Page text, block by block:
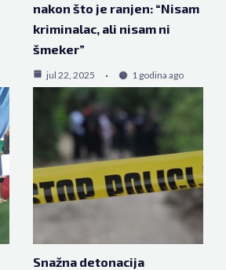
nakon što je ranjen: “Nisam
kriminalac, ali nisam ni
šmeker”
jul 22, 2025 1 godina ago
Snažna detonacija